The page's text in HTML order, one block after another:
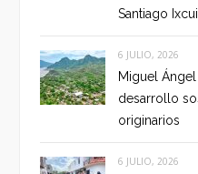
Santiago
6 JULIO, 2026
Miguel
desarrollo
originarios
6 JULIO, 2026